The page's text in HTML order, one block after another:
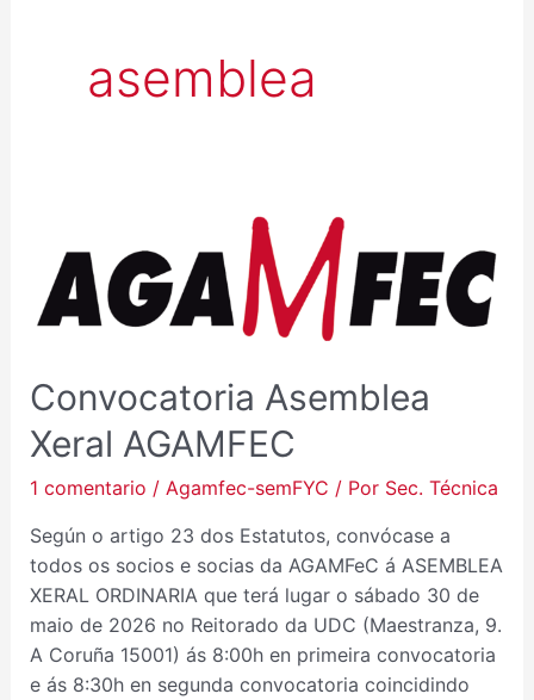
asemblea
Convocatoria Asemblea
Xeral AGAMFEC
1 comentario / Agamfec-semFYC / Por Sec. Técnica
Según o artigo 23 dos Estatutos, convócase a
todos os socios e socias da AGAMFeC á ASEMBLEA
XERAL ORDINARIA que terá lugar o sábado 30 de
maio de 2026 no Reitorado da UDC (Maestranza, 9.
A Coruña 15001) ás 8:00h en primeira convocatoria
e ás 8:30h en segunda convocatoria coincidindo
CONVOCATORIA
ASEMBLEA
XERAL
AGAMFEC